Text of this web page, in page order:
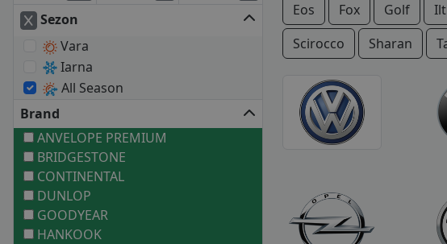
Sezon
Vara
Iarna
All Season
Brand
ANVELOPE PREMIUM
BRIDGESTONE
CONTINENTAL
DUNLOP
GOODYEAR
HANKOOK
Eos
Fox Golf
Scirocco
Sharan